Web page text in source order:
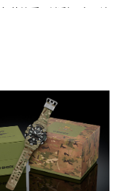
装均采用迷彩图案，让
的特别联名款具备最先
国陆军提供强悍支持。